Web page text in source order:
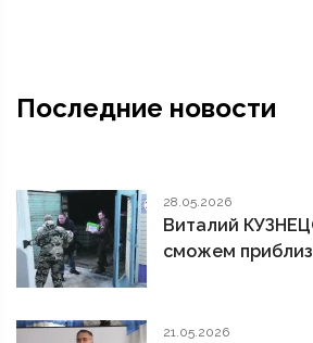
Последние новости
28.05.2026
Виталий
сможем
21.05.2026